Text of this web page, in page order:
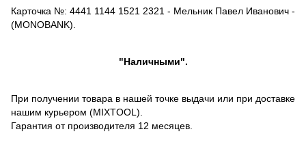
Карточка №: 4441 1144 1521 2321 - Мельник Павел Иванович -
(MONOBANK).
"Наличными".
При получении товара в нашей точке выдачи или при доставке
нашим курьером (MIXTOOL).
Гарантия от производителя 12 месяцев.